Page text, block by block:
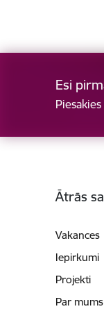
Esi
Ātrās
Vakances
Iepirkumi
Projekti
Par mums